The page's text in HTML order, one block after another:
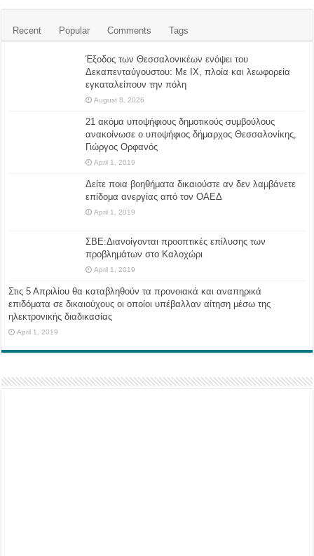
Recent Popular Comments Tags
Έξοδος των Θεσσαλονικέων ενόψει του
Δεκαπενταύγουστου: Με ΙΧ, πλοία και λεωφορεία
εγκαταλείπουν την πόλη
August 8, 2026
21 ακόμα υποψήφιους δημοτικούς συμβούλους
ανακοίνωσε ο υποψήφιος δήμαρχος Θεσσαλονίκης,
Γιώργος Ορφανός
April 1, 2019
Δείτε ποια βοηθήματα δικαιούστε αν δεν λαμβάνετε
επίδομα ανεργίας από τον ΟΑΕΔ
April 1, 2019
ΣΒΕ:Διανοίγονται προοπτικές επίλυσης των
προβλημάτων στο Καλοχώρι
April 1, 2019
Στις 5 Απριλίου θα καταβληθούν τα προνοιακά και αναπηρικά
επιδόματα σε δικαιούχους οι οποίοι υπέβαλλαν αίτηση μέσω της
ηλεκτρονικής διαδικασίας
April 1, 2019